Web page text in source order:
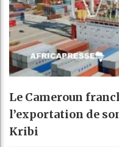
Le Cameroun
l’exportation de
Kribi